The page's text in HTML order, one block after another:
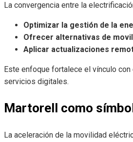
La convergencia entre la
Optimizar la gestión de la
Ofrecer alternativas de
Aplicar actualizaciones
Este enfoque fortalece el vínculo
servicios digitales.
Martorell como
La aceleración de la movilidad